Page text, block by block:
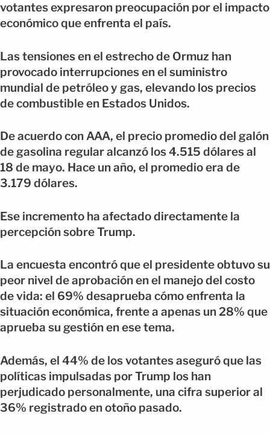
votantes expresaron preocupación por el impacto
económico que enfrenta el país.
Las tensiones en el estrecho de Ormuz han
provocado interrupciones en el suministro
mundial de petróleo y gas, elevando los precios
de combustible en Estados Unidos.
De acuerdo con AAA, el precio promedio del galón
de gasolina regular alcanzó los 4.515 dólares al
18 de mayo. Hace un año, el promedio era de
3.179 dólares.
Ese incremento ha afectado directamente la
percepción sobre Trump.
La encuesta encontró que el presidente obtuvo su
peor nivel de aprobación en el manejo del costo
de vida: el 69% desaprueba cómo enfrenta la
situación económica, frente a apenas un 28% que
aprueba su gestión en ese tema.
Además, el 44% de los votantes aseguró que las
políticas impulsadas por Trump los han
perjudicado personalmente, una cifra superior al
36% registrado en otoño pasado.